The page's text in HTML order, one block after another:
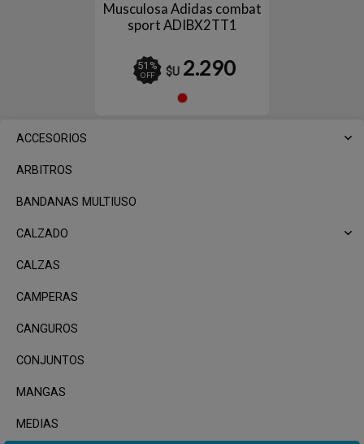
ACCESORIOS
ARBITROS
BANDANAS MULTIUSO
CALZADO
CALZAS
CAMPERAS
CANGUROS
CONJUNTOS
MANGAS
MEDIAS
Musculosa Adidas combat
sport ADIBX2TT1
51 %
OFF $U 2.290